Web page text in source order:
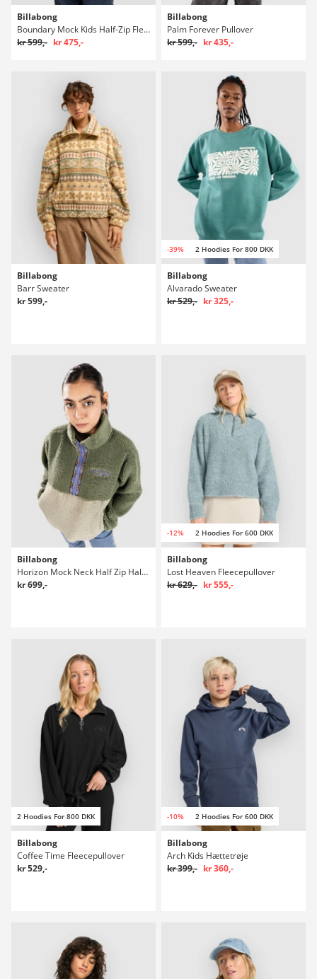
Billabong
Boundary Mock Kids Half-Zip Fleecepullover
kr 599,- kr 475,-
Billabong
Palm Forever Pullover
kr 599,- kr 435,-
Billabong
Barr Sweater
kr 599,-
-39% 2 Hoodies For 800 DKK
Billabong
Alvarado Sweater
kr 529,- kr 325,-
Billabong
Horizon Mock Neck Half Zip Half-Zip Fleecepullover
kr 699,-
-12% 2 Hoodies For 600 DKK
Billabong
Lost Heaven Fleecepullover
kr 629,- kr 555,-
2 Hoodies For 800 DKK
Billabong
Coffee Time Fleecepullover
kr 529,-
-10% 2 Hoodies For 600 DKK
Billabong
Arch Kids Hættetrøje
kr 399,- kr 360,-